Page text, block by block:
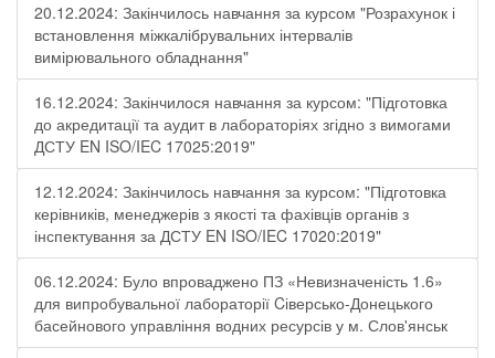
20.12.2024: Закінчилось навчання за курсом "Розрахунок і
встановлення міжкалібрувальних інтервалів
вимірювального обладнання"
16.12.2024: Закінчилося навчання за курсом: "Підготовка
до акредитації та аудит в лабораторіях згідно з вимогами
ДСТУ EN ISO/IEC 17025:2019"
12.12.2024: Закінчилось навчання за курсом: "Підготовка
керівників, менеджерів з якості та фахівців органів з
інспектування за ДСТУ EN ISO/IEC 17020:2019"
06.12.2024: Було впроваджено ПЗ «Невизначеність 1.6»
для випробувальної лабораторії Cіверсько-Донецького
басейнового управління водних ресурсів у м. Слов'янськ